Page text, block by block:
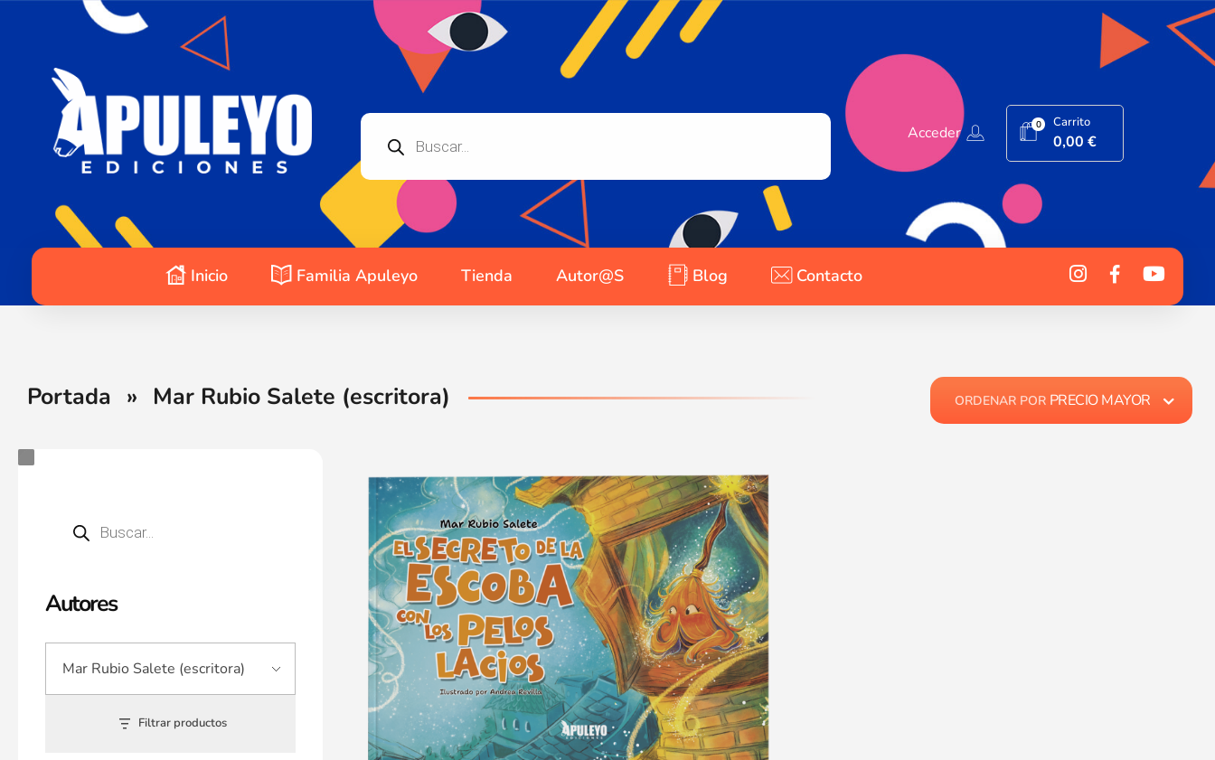
Acceder 0 Carrito
0,00€
Inicio Familia Apuleyo Tienda Autor@s Blog Contacto
Portada » Mar Rubio Salete (escritora)
Autores
Filtrar productos
ORDENAR POR PRECIO MAYOR